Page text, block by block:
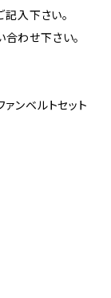
記入下さい。
わせ下さい。
ンベルトセット